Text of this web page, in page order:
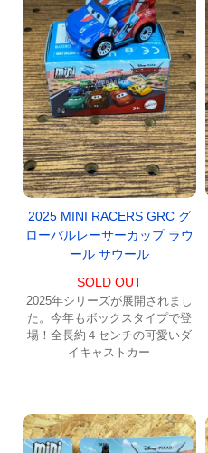
2025 MINI RACERS GRC グ
ローバルレーサーカップ ラウ
ール サウール
SOLD OUT
2025年シリーズが展開されまし
た。今年もボックスタイプで登
場！全長約４センチの可愛いダ
イキャストカー